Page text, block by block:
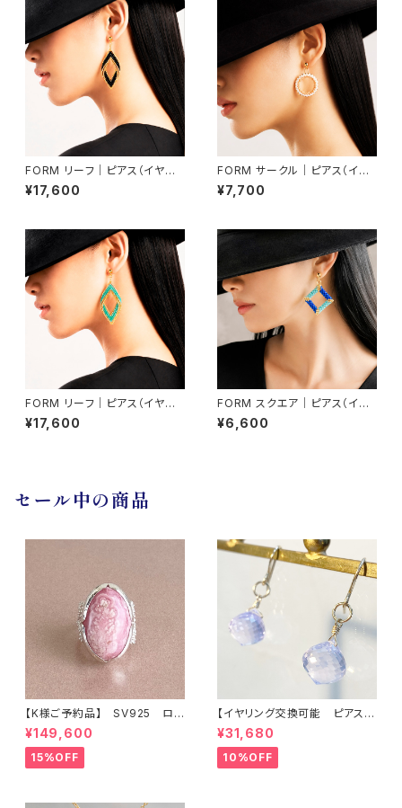
FORM リーフ｜ピアス（イヤリ
ング交換可）
¥17,600
FORM サークル｜ピアス（イヤ
リング交換可）
¥7,700
FORM リーフ｜ピアス（イヤリ
ング交換可）
¥17,600
FORM スクエア｜ピアス（イヤ
リング交換可）
¥6,600
セール中の商品
【K様ご予約品】 SV925 ロ
ードクロサイト インカロー
ズ リング
¥149,600
15%OFF
【イヤリング交換可能 ピアス】
アメシスティンクォーツ
¥31,680
10%OFF